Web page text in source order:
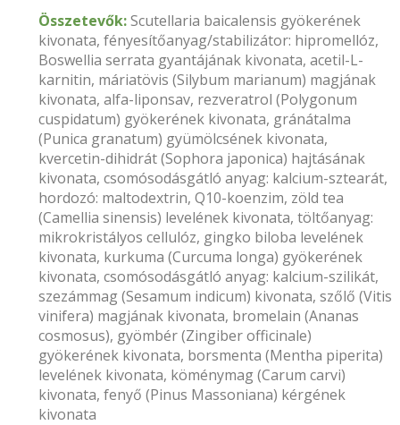
Összetevők:Scutellaria baicalensis gyökerének
kivonata, fényesítőanyag/stabilizátor: hipromellóz,
Boswellia serrata gyantájának kivonata, acetil-L-
karnitin, máriatövis (Silybum marianum) magjának
kivonata, alfa-liponsav, rezveratrol (Polygonum
cuspidatum) gyökerének kivonata, gránátalma
(Punica granatum) gyümölcsének kivonata,
kvercetin-dihidrát (Sophora japonica) hajtásának
kivonata, csomósodásgátló anyag: kalcium-sztearát,
hordozó: maltodextrin, Q10-koenzim, zöld tea
(Camellia sinensis) levelének kivonata, töltőanyag:
mikrokristályos cellulóz, gingko biloba levelének
kivonata, kurkuma (Curcuma longa) gyökerének
kivonata, csomósodásgátló anyag: kalcium-szilikát,
szezámmag (Sesamum indicum) kivonata, szőlő (Vitis
vinifera) magjának kivonata, bromelain (Ananas
cosmosus), gyömbér (Zingiber officinale)
gyökerének kivonata, borsmenta (Mentha piperita)
levelének kivonata, köménymag (Carum carvi)
kivonata, fenyő (Pinus Massoniana) kérgének
kivonata